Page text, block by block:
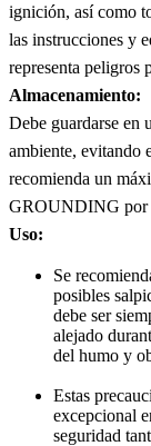
ignición, así como
las instrucciones y
representa peligros
Almacenamiento:
Debe guardarse en
ambiente, evitando
recomienda un
GROUNDING por
Uso:
Se
posibles
debe ser
alejado
del humo y
Estas
excepcional
seguridad